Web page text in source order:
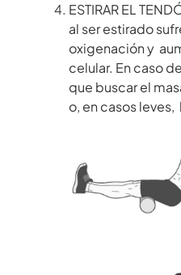
ESTIRAR EL
al ser estirado
oxigenación y
celular. En caso
que buscar el
o, en casos